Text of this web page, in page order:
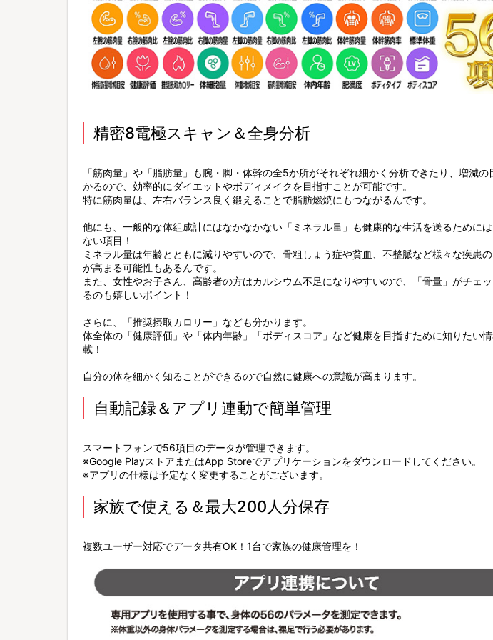
精密8電極スキャン＆全身分析
「筋肉量」や「脂肪量」も腕・脚・体幹の全5か所がそれぞれ細かく分析できたり、増減の
かるので、効率的にダイエットやボディメイクを目指すことが可能です。
特に筋肉量は、左右バランス良く鍛えることで脂肪燃焼にもつながるんです。
他にも、一般的な体組成計にはなかなかない「ミネラル量」も健康的な生活を送るために
ない項目！
ミネラル量は年齢とともに減りやすいので、骨粗しょう症や貧血、不整脈など様々な疾患
が高まる可能性もあるんです。
また、女性やお子さん、高齢者の方はカルシウム不足になりやすいので、「骨量」がチェッ
るのも嬉しいポイント！
さらに、「推奨摂取カロリー」なども分かります。
体全体の「健康評価」や「体内年齢」「ボディスコア」など健康を目指すために知りたい
載！
自分の体を細かく知ることができるので自然に健康への意識が高まります。
自動記録＆アプリ連動で簡単管理
スマートフォンで56項目のデータが管理できます。
※Google PlayストアまたはApp Storeでアプリケーションをダウンロードしてください。
※アプリの仕様は予定なく変更することがございます。
家族で使える＆最大200人分保存
複数ユーザー対応でデータ共有OK！1台で家族の健康管理を！